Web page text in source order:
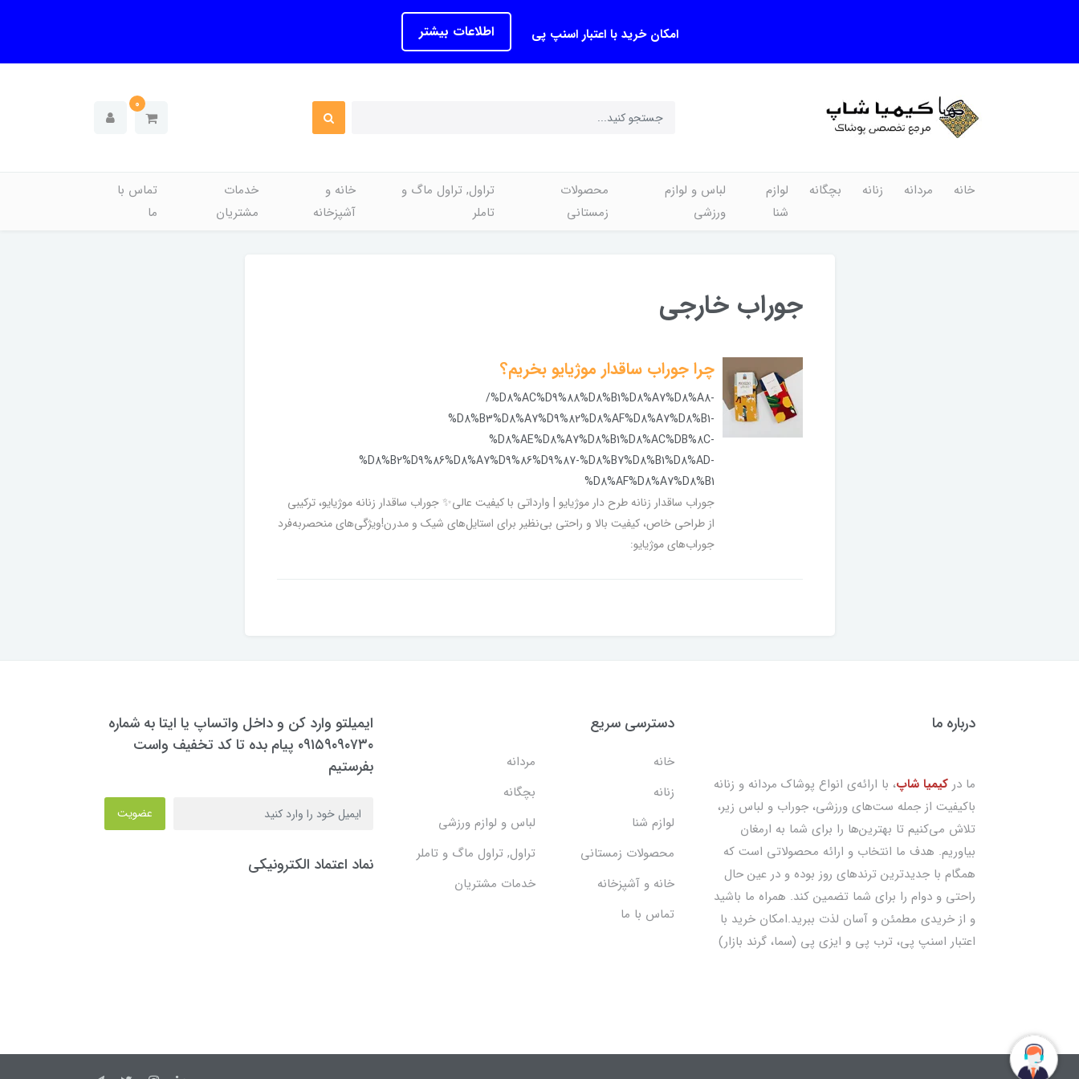
امکان خرید با اعتبار اسنپ پی اطلاعات بیشتر
0
خانه مردانه زنانه بچگانه
لوازم
شنا
لباس و لوازم
ورزشی
محصولات
زمستانی
تراول, تراول ماگ و
تاملر
خانه و
آشپزخانه
خدمات
مشتریان
تماس با
ما
جوراب خارجی
چرا جوراب ساقدار موژیایو بخریم؟
/%D8%AC%D9%88%D8%B1%D8%A7%D8%A8-
%D8%B3%D8%A7%D9%82%D8%AF%D8%A7%D8%B1-
%D8%AE%D8%A7%D8%B1%D8%AC%DB%8C-
%D8%B2%D9%86%D8%A7%D9%86%D9%87-%D8%B7%D8%B1%D8%AD-
%D8%AF%D8%A7%D8%B1
جوراب ساقدار زنانه طرح دار موژیایو | وارداتی با کیفیت عالی✨ جوراب ساقدار زنانه موژیایو، ترکیبی
از طراحی خاص، کیفیت بالا و راحتی بی‌نظیر برای استایل‌های شیک و مدرن!ویژگی‌های منحصر‌به‌فرد
جوراب‌های موژیایو:
درباره ما
ما درکیمیا شاپ، با ارائه‌ی انواع پوشاک مردانه و زنانه
باکیفیت از جمله ست‌های ورزشی، جوراب و لباس زیر،
تلاش می‌کنیم تا بهترین‌ها را برای شما به ارمغان
بیاوریم. هدف ما انتخاب و ارائه محصولاتی است که
همگام با جدیدترین ترندهای روز بوده و در عین حال
راحتی و دوام را برای شما تضمین کند. همراه ما باشید
و از خریدی مطمئن و آسان لذت ببرید.امکان خرید با
اعتبار اسنپ پی، ترب پی و ایزی پی (سما، گرند بازار)
دسترسی سریع
خانه
مردانه
زنانه
بچگانه
لوازم شنا
لباس و لوازم ورزشی
محصولات زمستانی
تراول, تراول ماگ و تاملر
خانه و آشپزخانه
خدمات مشتریان
تماس با ما
ایمیلتو وارد کن و داخل واتساپ یا ایتا به شماره
۰۹۱۵۹۰۹۰۷۳۰ پیام بده تا کد تخفیف واست
بفرستیم
عضویت
نماد اعتماد الکترونیکی